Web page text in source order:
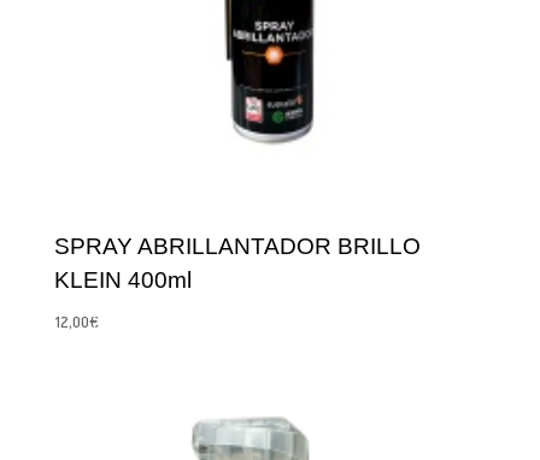
SPRAY ABRILLANTADOR BRILLO
KLEIN 400ml
12,00€